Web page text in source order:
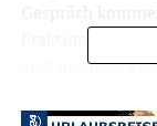
austauschen,
Wetter erörtern.